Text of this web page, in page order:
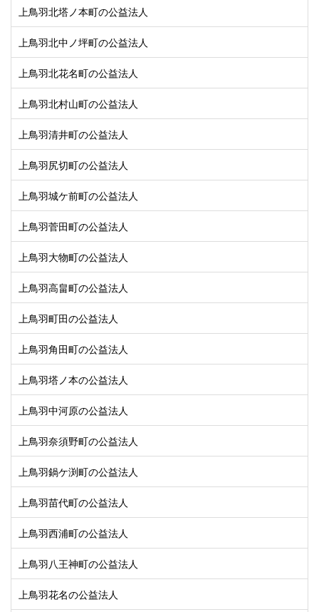
上鳥羽北塔ノ本町の公益法人
上鳥羽北中ノ坪町の公益法人
上鳥羽北花名町の公益法人
上鳥羽北村山町の公益法人
上鳥羽清井町の公益法人
上鳥羽尻切町の公益法人
上鳥羽城ケ前町の公益法人
上鳥羽菅田町の公益法人
上鳥羽大物町の公益法人
上鳥羽高畠町の公益法人
上鳥羽町田の公益法人
上鳥羽角田町の公益法人
上鳥羽塔ノ本の公益法人
上鳥羽中河原の公益法人
上鳥羽奈須野町の公益法人
上鳥羽鍋ケ渕町の公益法人
上鳥羽苗代町の公益法人
上鳥羽西浦町の公益法人
上鳥羽八王神町の公益法人
上鳥羽花名の公益法人